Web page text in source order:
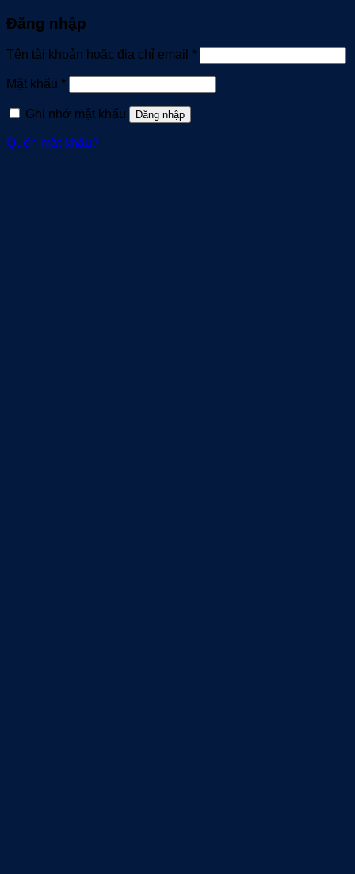
Đăng nhập
Tên tài khoản hoặc địa chỉ email *Bắt
buộc
Mật khẩu *Bắt
buộc
Ghi nhớ mật khẩu
Đăng nhập
Quên mật khẩu?